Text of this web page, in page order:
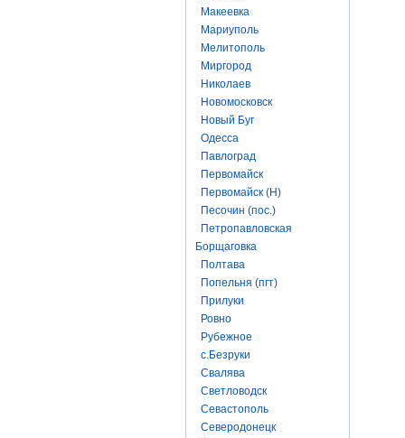
Макеевка
Мариуполь
Мелитополь
Миргород
Николаев
Новомосковск
Новый Буг
Одесса
Павлоград
Первомайск
Первомайск (Н)
Песочин (пос.)
Петропавловская
Борщаговка
Полтава
Попельня (пгт)
Прилуки
Ровно
Рубежное
с.Безруки
Свалява
Светловодск
Севастополь
Северодонецк